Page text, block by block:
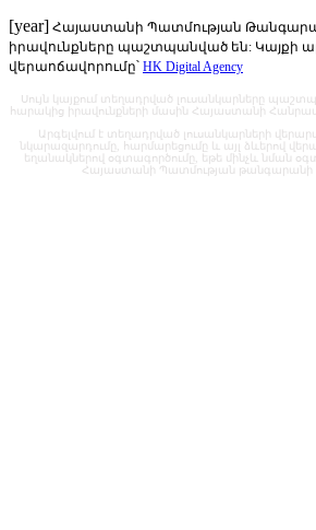
[year] Հայաստանի Պատմության
իրավունքները պաշտպանված են: Կայքի
վերաոճավորումը՝ HK Digital Agency
Սույն կայքում տեղադրված լուսանկարները
հարակից իրավունքների մասին Հայաստանի
Արգելվում է տեղադրված լուսանկարների
նկարազարդումը, հարմարեցումը և այլ ձևերով
եղանակներով օգտագործումը, եթե մինչև նման
Հայաստանի Պատմության թանգարանի